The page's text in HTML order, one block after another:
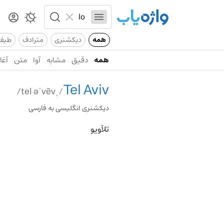
همه دیکشنری مترادف
همه دقیق مشابه آوا متن
Tel Aviv
/ˌtel əˈvēv/
دیکشنری انگلیسی به فارسی
تلآویو